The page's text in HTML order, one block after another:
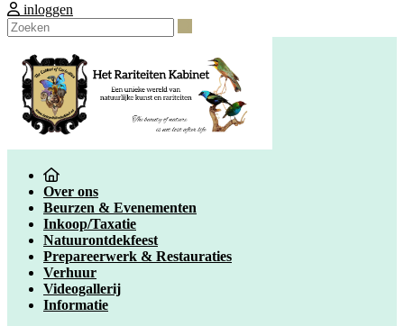
inloggen
Over ons
Beurzen & Evenementen
Inkoop/Taxatie
Natuurontdekfeest
Prepareerwerk & Restauraties
Verhuur
Videogallerij
Informatie